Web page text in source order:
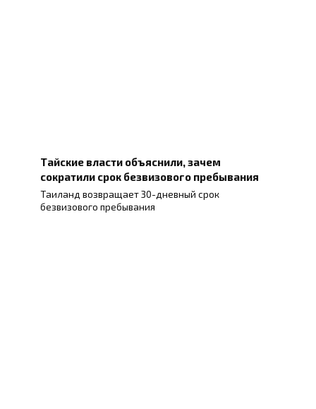
Тайские власти объяснили, зачем
сократили срок безвизового пребывания
Таиланд возвращает 30-дневный срок
безвизового пребывания